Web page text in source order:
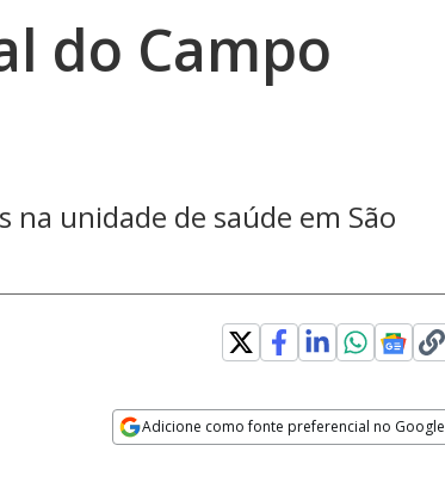
do Campo
na unidade de saúde em São
Adicione como fonte preferencial no Google